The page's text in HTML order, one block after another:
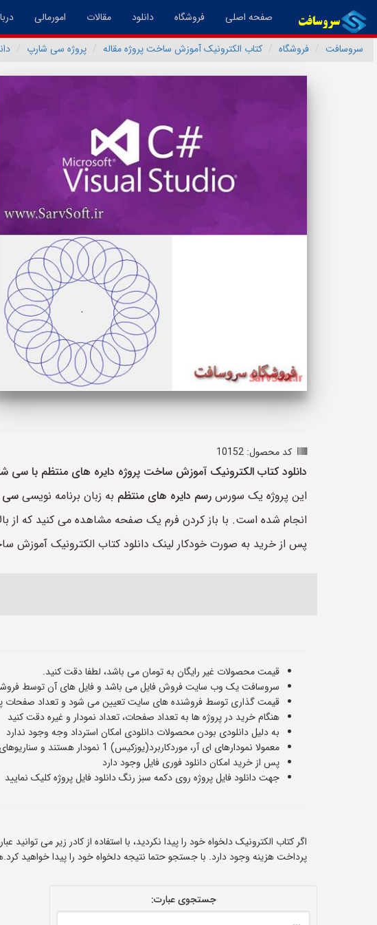
صفحه اصلی(فعال)فروشگاه دانلود مقالات امورمالی
سروسافت فروشگاه کتاب الکترونیک آموزش ساخت پروژه مقاله پروژه سی شارپ
کد محصول: 10152
دانلود کتاب الکترونیک آموزش ساخت پروژه دایره های منتظم با سی
این پروژه یک سورس رسم دایره های منتظم به زبان برنامه نویسیسی
انجام شده است. با باز کردن فرم یک صفحه مشاهده می کنید که از
پس از خرید به صورت خودکار لینک دانلود کتاب الکترونیک
قیمت محصولات غیر رایگان به تومان می باشد، لطفا دقت کنید.
سروسافت یک وب سایت فروش فایل می باشد و فایل های آن توسط
قیمت گذاری توسط فروشنده های سایت تعیین می شود و تعداد صفحات
هنگام خرید در پروژه ها به تعداد صفحات، تعداد نمودار و غیره دقت کنید
به دلیل دانلودی بودن محصولات دانلودی امکان استرداد وجه وجود ندارد
معمولا نمودارهای ای آر، موردکاربرد(یوزکیس) 1 نمودار هستند و سناریوهای پایگاه داده حدودا 5 یا 6 صفحه هستند،اطلاعات دقیق هر فایل در صفحه معرفی آن قرار داده شده است
پس از خرید امکان دانلود فوری فایل وجود دارد
جهت دانلود فایل پروژه روی دکمه سبز رنگ دانلود فایل پروژه کلیک نمایید
اگر کتاب الکترونیک دلخواه خود را پیدا نکردید، با استفاده از کادر زیر می
پرداخت هزینه وجود دارد. با جستجو حتما نتیجه دلخواه خود را پیدا خواهید
جستجوی عبارت: